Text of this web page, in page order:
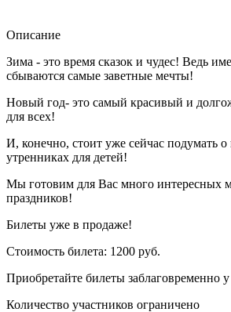
Описание
Зима - это время сказок и чудес! Ведь
сбываются самые заветные мечты!
Новый год- это самый красивый и
для всех!
И, конечно, стоит уже сейчас подумать
утренниках для детей!
Мы готовим для Вас много интересных
праздников!
Билеты уже в продаже!
Стоимость билета: 1200 руб.
Приобретайте билеты заблаговременно
Количество участников ограничено